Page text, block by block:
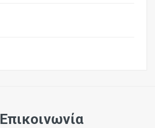
Επικοινωνία